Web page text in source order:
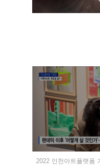
2022 인천아트플랫폼